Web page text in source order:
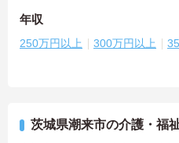
年収
250万円以上 300万円以上
茨城県潮来市の介護・福